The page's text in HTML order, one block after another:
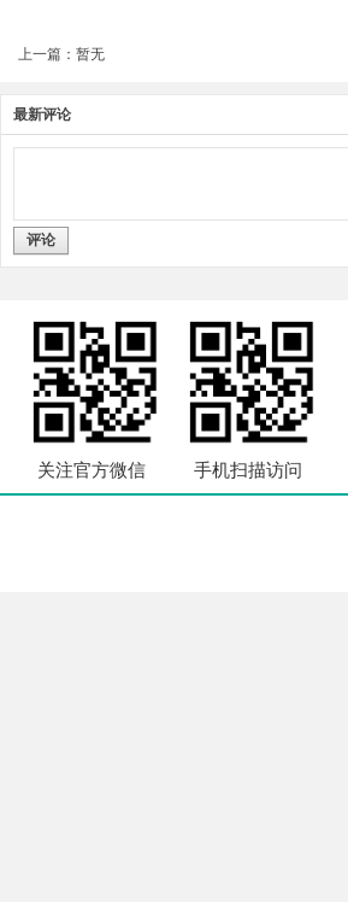
上一篇：暂无
最新评论
评论
关注官方微信 手机扫描访问